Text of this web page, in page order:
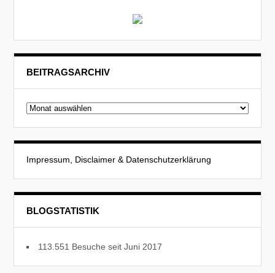
BEITRAGSARCHIV
Beitragsarchiv
Impressum, Disclaimer & Datenschutzerklärung
BLOGSTATISTIK
113.551 Besuche seit Juni 2017